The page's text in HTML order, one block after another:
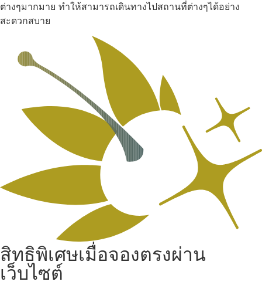
ต่างๆมากมาย ทำให้สามารถเดินทางไปสถานที่ต่างๆได้อย่าง
สะดวกสบาย
สิทธิพิเศษเมื่อจองตรงผ่าน
เว็บไซต์